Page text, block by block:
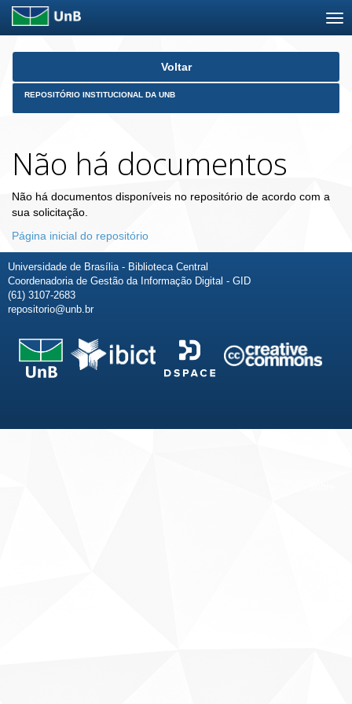
Skip
Voltar
REPOSITÓRIO INSTITUCIONAL DA UNB
Não há documentos
Não há documentos disponíveis no repositório de acordo com a
sua solicitação.
Página inicial do repositório
Universidade de Brasília - Biblioteca Central
Coordenadoria de Gestão da Informação Digital - GID
(61) 3107-2683
repositorio@unb.br